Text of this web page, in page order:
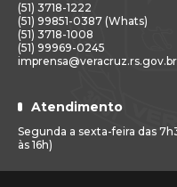
(51) 3718-1222
(51) 99851-0387 (Whats)
(51) 3718-1008
(51) 99969-0245
imprensa@veracruz.rs.gov.br
Atendimento
Segunda a sexta-feira das
às 16h)